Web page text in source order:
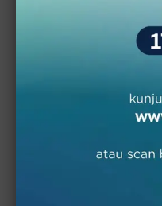
Forum
Forum CSR
seluas-luasnya
Dunia Usaha, BUMN,
untuk bergabung